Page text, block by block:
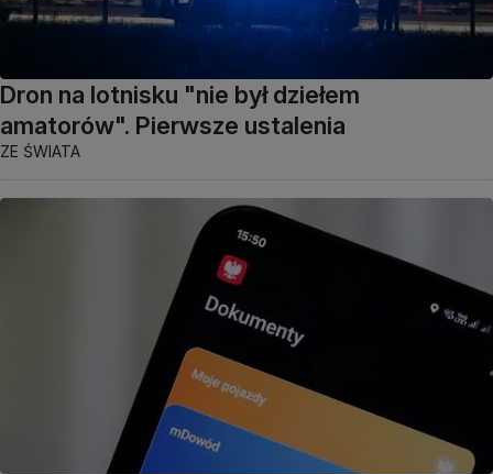
Dron na lotnisku "nie był dziełem
amatorów". Pierwsze ustalenia
ZE ŚWIATA